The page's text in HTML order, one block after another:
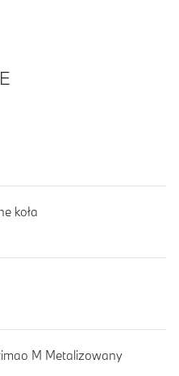
koła
M Metalizowany